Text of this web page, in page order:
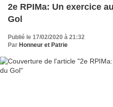
2e RPIMa: Un exercice
Gol
Publié le 17/02/2020 à 21:32
Par Honneur et Patrie